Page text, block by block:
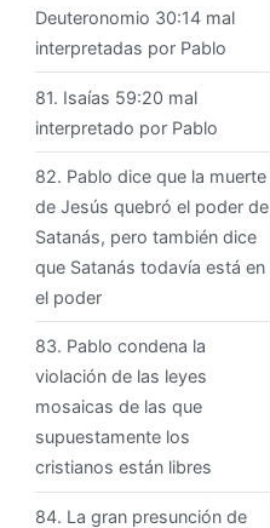
Deuteronomio 30:14 mal
interpretadas por Pablo
81. Isaías 59:20 mal
interpretado por Pablo
82. Pablo dice que la muerte
de Jesús quebró el poder de
Satanás, pero también dice
que Satanás todavía está en
el poder
83. Pablo condena la
violación de las leyes
mosaicas de las que
supuestamente los
cristianos están libres
84. La gran presunción de